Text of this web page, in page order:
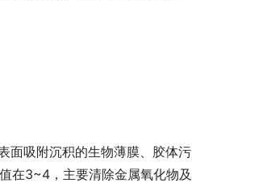
面吸附沉积的生物薄膜、胶体污
在3~4，主要清除金属氧化物及